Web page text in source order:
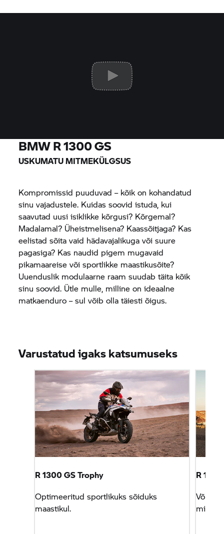
BMW R 1300 GS
USKUMATU MITMEKÜLGSUS
Kompromissid puuduvad – kõik on kohandatud
sinu vajadustele. Kuidas soovid istuda, kui
saavutad uusi isiklikke kõrgusi? Kõrgemal?
Madalamal? Üheistmelisena? Kaassõitjaga? Kas
eelistad sõita vaid hädavajalikuga või suure
pagasiga? Kas naudid pigem mugavaid
pikamaareise või sportlikke maastikusõite?
Uuenduslik modulaarne raam suudab täita kõik
sinu soovid. Ütle mulle, milline on ideaalne
matkaenduro – sul võib olla täiesti õigus.
Varustatud igaks katsumuseks
R 1300GS Trophy
Optimeeritud sportlikuks sõiduks
maastikul.
R